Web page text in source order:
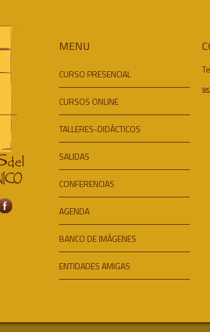
MENU
CURSO PRESENCIAL
CURSOS ONLINE
TALLERES-DIDÁCTICOS
SALIDAS
CONFERENCIAS
AGENDA
BANCO DE IMÁGENES
ENTIDADES AMIGAS